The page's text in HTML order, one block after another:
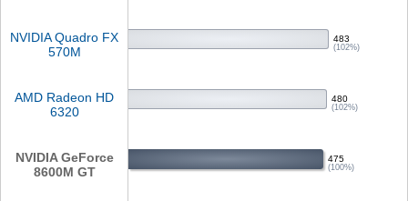
NVIDIA Quadro FX
570M
483
(102%)
AMD Radeon HD
6320
480
(102%)
NVIDIA GeForce
8600M GT
475
(100%)